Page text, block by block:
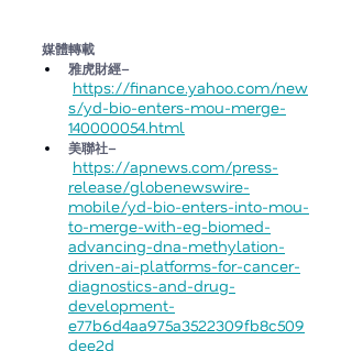
媒體轉載
雅虎財經–
https://finance.yahoo.com/new
s/yd-bio-enters-mou-merge-
140000054.html
美聯社–
https://apnews.com/press-
release/globenewswire-
mobile/yd-bio-enters-into-mou-
to-merge-with-eg-biomed-
advancing-dna-methylation-
driven-ai-platforms-for-cancer-
diagnostics-and-drug-
development-
e77b6d4aa975a3522309fb8c509
dee2d